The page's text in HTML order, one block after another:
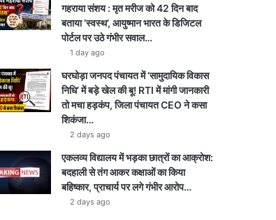
गहराया संशय : मृत मरीज को 42 दिन बाद
बताया ‘स्वस्थ’, आयुष्मान भारत के डिजिटल
पोर्टल पर उठे गंभीर सवाल…
1 day ago
घरघोड़ा जनपद पंचायत में ‘सामुदायिक विकास
निधि’ में बड़े खेल की बू! RTI में मांगी जानकारी
तो मचा हड़कंप, जिला पंचायत CEO ने कसा
शिकंजा…
2 days ago
एकलव्य विद्यालय में भड़का छात्रों का आक्रोश:
बदहाली से तंग आकर कक्षाओं का किया
बहिष्कार, प्राचार्य पर लगे गंभीर आरोप…
2 days ago